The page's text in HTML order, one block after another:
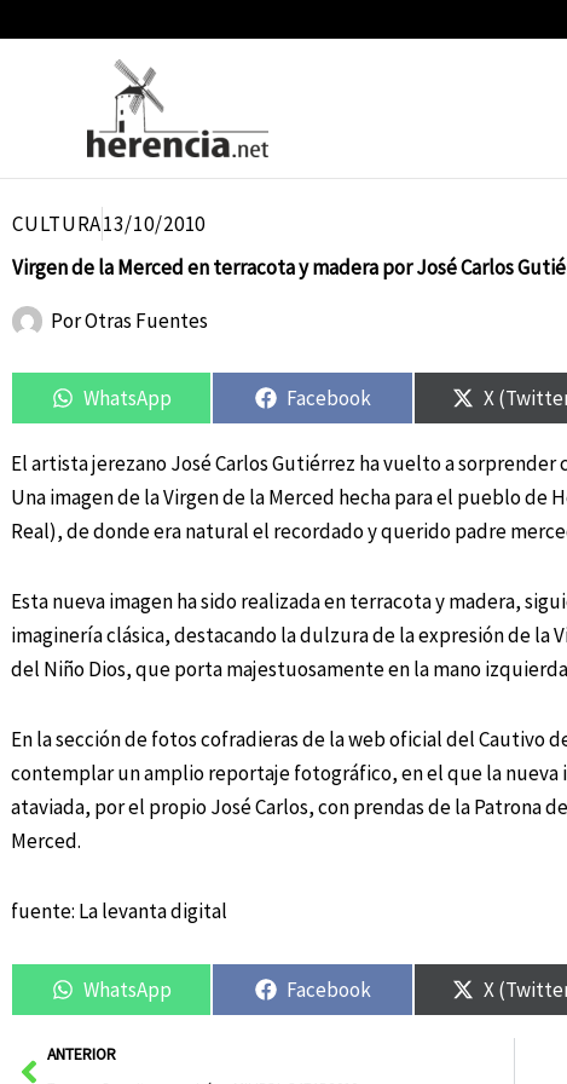
CULTURA13/10/2010
Virgen de la Merced en terracota y madera por José Carlos
PorOtras Fuentes
en
WhatsApp
en
Facebook
en
X
El artista jerezano José Carlos Gutiérrez ha vuelto a sorprender
Una imagen de la Virgen de la Merced hecha para el pueblo de
Real), de donde era natural el recordado y querido padre
Esta nueva imagen ha sido realizada en terracota y madera,
imaginería clásica, destacando la dulzura de la expresión de la
del Niño Dios, que porta majestuosamente en la mano
En la sección de fotos cofradieras de la web oficial del Cautivo
contemplar un amplio reportaje fotográfico, en el que la nueva
ataviada, por el propio José Carlos, con prendas de la Patrona
Merced.
fuente: La levanta digital
en
WhatsApp
en
Facebook
en
X
AntANTERIOR